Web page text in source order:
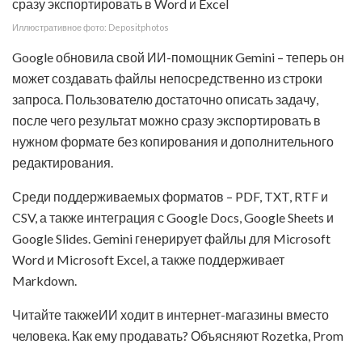
Иллюстративное фото: Depositphotos
Google обновила свой ИИ-помощник Gemini – теперь он
может создавать файлы непосредственно из строки
запроса. Пользователю достаточно описать задачу,
после чего результат можно сразу экспортировать в
нужном формате без копирования и дополнительного
редактирования.
Среди поддерживаемых форматов – PDF, TXT, RTF и
CSV, а также интеграция с Google Docs, Google Sheets и
Google Slides. Gemini генерирует файлы для Microsoft
Word и Microsoft Excel, а также поддерживает
Markdown.
Читайте такжеИИ ходит в интернет-магазины вместо
человека. Как ему продавать? Объясняют Rozetka, Prom